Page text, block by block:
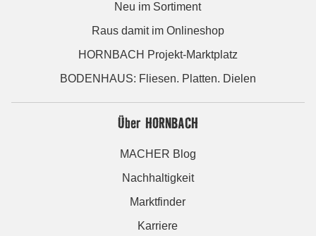
Neu im Sortiment
Raus damit im Onlineshop
HORNBACH Projekt-Marktplatz
BODENHAUS: Fliesen. Platten. Dielen
Über HORNBACH
MACHER Blog
Nachhaltigkeit
Marktfinder
Karriere